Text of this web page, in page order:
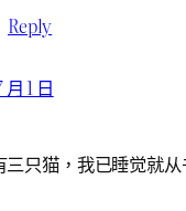
Reply
月 1 日
三只猫，我已睡觉就